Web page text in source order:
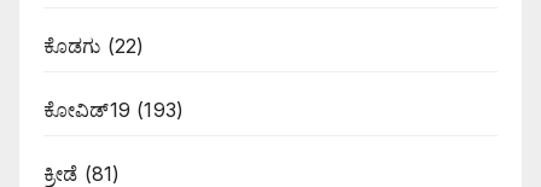
ಕೊಡಗು (22)
ಕೋವಿಡ್19 (193)
ಕ್ರೀಡೆ (81)